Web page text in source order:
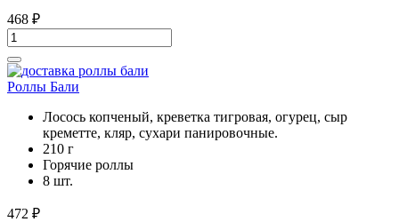
468 ₽
Роллы Бали
Лосось копченый, креветка тигровая, огурец, сыр
креметте, кляр, сухари панировочные.
210 г
Горячие роллы
8 шт.
472 ₽